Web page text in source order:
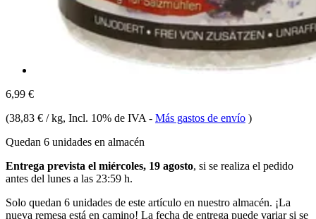
6,99 €
(38,83 € / kg, Incl. 10% de IVA - Más gastos de envío )
Quedan 6 unidades en almacén
Entrega prevista el miércoles, 19 agosto, si se realiza el pedido
antes del lunes a las 23:59 h.
Solo quedan 6 unidades de este artículo en nuestro almacén. ¡La
nueva remesa está en camino! La fecha de entrega puede variar si se